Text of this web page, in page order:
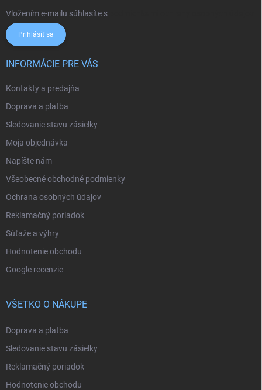
Vložením e-mailu súhlasíte s
Prihlásiť sa
INFORMÁCIE PRE VÁS
Kontakty a predajňa
Doprava a platba
Sledovanie stavu zásielky
Moja objednávka
Napíšte nám
Všeobecné obchodné podmienky
Ochrana osobných údajov
Reklamačný poriadok
Súťaže a výhry
Hodnotenie obchodu
Google recenzie
VŠETKO O NÁKUPE
Doprava a platba
Sledovanie stavu zásielky
Reklamačný poriadok
Hodnotenie obchodu